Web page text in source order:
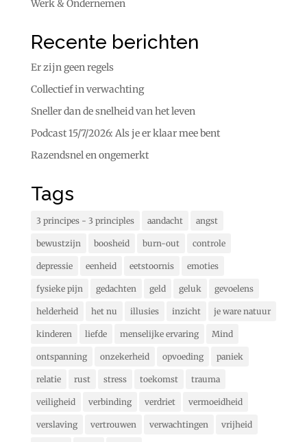
Werk & Ondernemen
Recente berichten
Er zijn geen regels
Collectief in verwachting
Sneller dan de snelheid van het leven
Podcast 15/7/2026: Als je er klaar mee bent
Razendsnel en ongemerkt
Tags
3 principes - 3 principles aandacht angst
bewustzijn boosheid burn-out controle
depressie eenheid eetstoornis emoties
fysieke pijn gedachten geld geluk gevoelens
helderheid het nu illusies inzicht je ware natuur
kinderen liefde menselijke ervaring Mind
ontspanning onzekerheid opvoeding paniek
relatie rust stress toekomst trauma
veiligheid verbinding verdriet vermoeidheid
verslaving vertrouwen verwachtingen vrijheid